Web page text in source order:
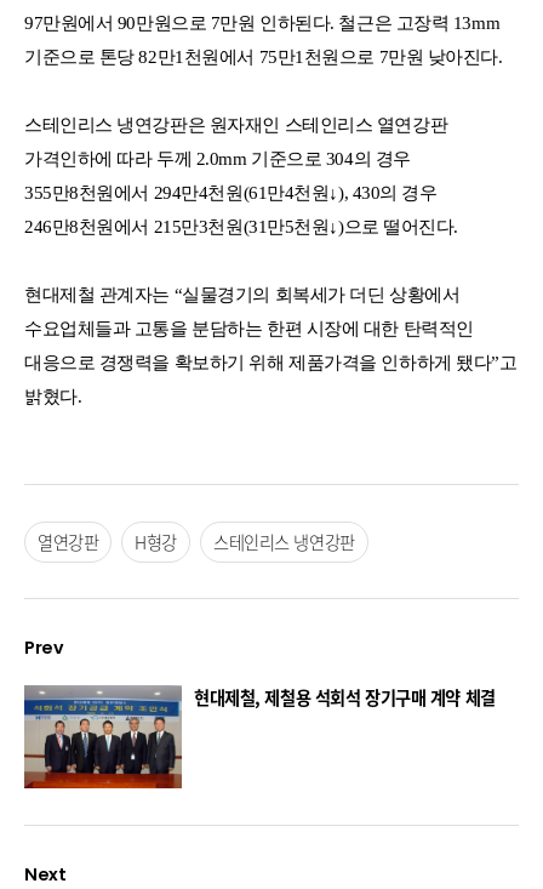
열연강판 H형강 스테인리스 냉연강판
Prev
현대제철, 제철용 석회석 장기구매 계약 체결
Next
97만원에서 90만원으로 7만원 인하된다. 철근은 고장력 13mm
기준으로 톤당 82만1천원에서 75만1천원으로 7만원 낮아진다.
스테인리스 냉연강판은 원자재인 스테인리스 열연강판
가격인하에 따라 두께 2.0mm 기준으로 304의 경우
355만8천원에서 294만4천원(61만4천원↓), 430의 경우
246만8천원에서 215만3천원(31만5천원↓)으로 떨어진다.
현대제철 관계자는 “실물경기의 회복세가 더딘 상황에서
수요업체들과 고통을 분담하는 한편 시장에 대한 탄력적인
대응으로 경쟁력을 확보하기 위해 제품가격을 인하하게 됐다”고
밝혔다.